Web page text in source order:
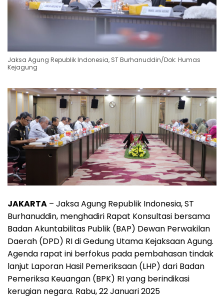
Jaksa Agung Republik Indonesia, ST Burhanuddin/Dok: Humas
Kejagung
JAKARTA – Jaksa Agung Republik Indonesia, ST
Burhanuddin, menghadiri Rapat Konsultasi bersama
Badan Akuntabilitas Publik (BAP) Dewan Perwakilan
Daerah (DPD) RI di Gedung Utama Kejaksaan Agung.
Agenda rapat ini berfokus pada pembahasan tindak
lanjut Laporan Hasil Pemeriksaan (LHP) dari Badan
Pemeriksa Keuangan (BPK) RI yang berindikasi
kerugian negara. Rabu, 22 Januari 2025